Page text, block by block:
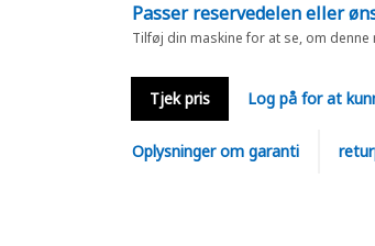
Passer reservedelen eller
Tilføj din maskine for at se, om
Tjek pris Log på for at
Oplysninger om garanti